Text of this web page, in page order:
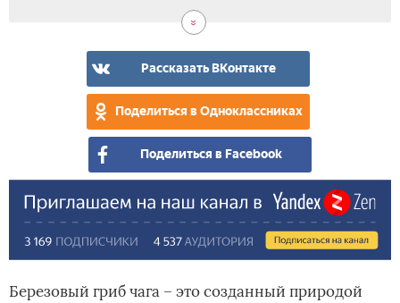
Рассказать ВКонтакте
Поделиться в Одноклассниках
Поделиться в Facebook
Березовый гриб чага – это созданный природой